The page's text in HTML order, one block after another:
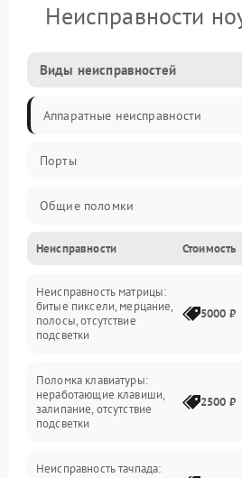
Неисправности
Виды неисправностей
Аппаратные неисправности
Порты
Общие поломки
Устройства
Программные ошибки
Электрические и системные сбои
Интерфейсные проблемы
Батарея
Неисправности Стоимость
Неисправность матрицы:
битые пиксели, мерцание,
полосы, отсутствие
подсветки
5000 ₽
Поломка клавиатуры:
неработающие клавиши,
залипание, отсутствие
подсветки
2500 ₽
Неисправность тачпада: